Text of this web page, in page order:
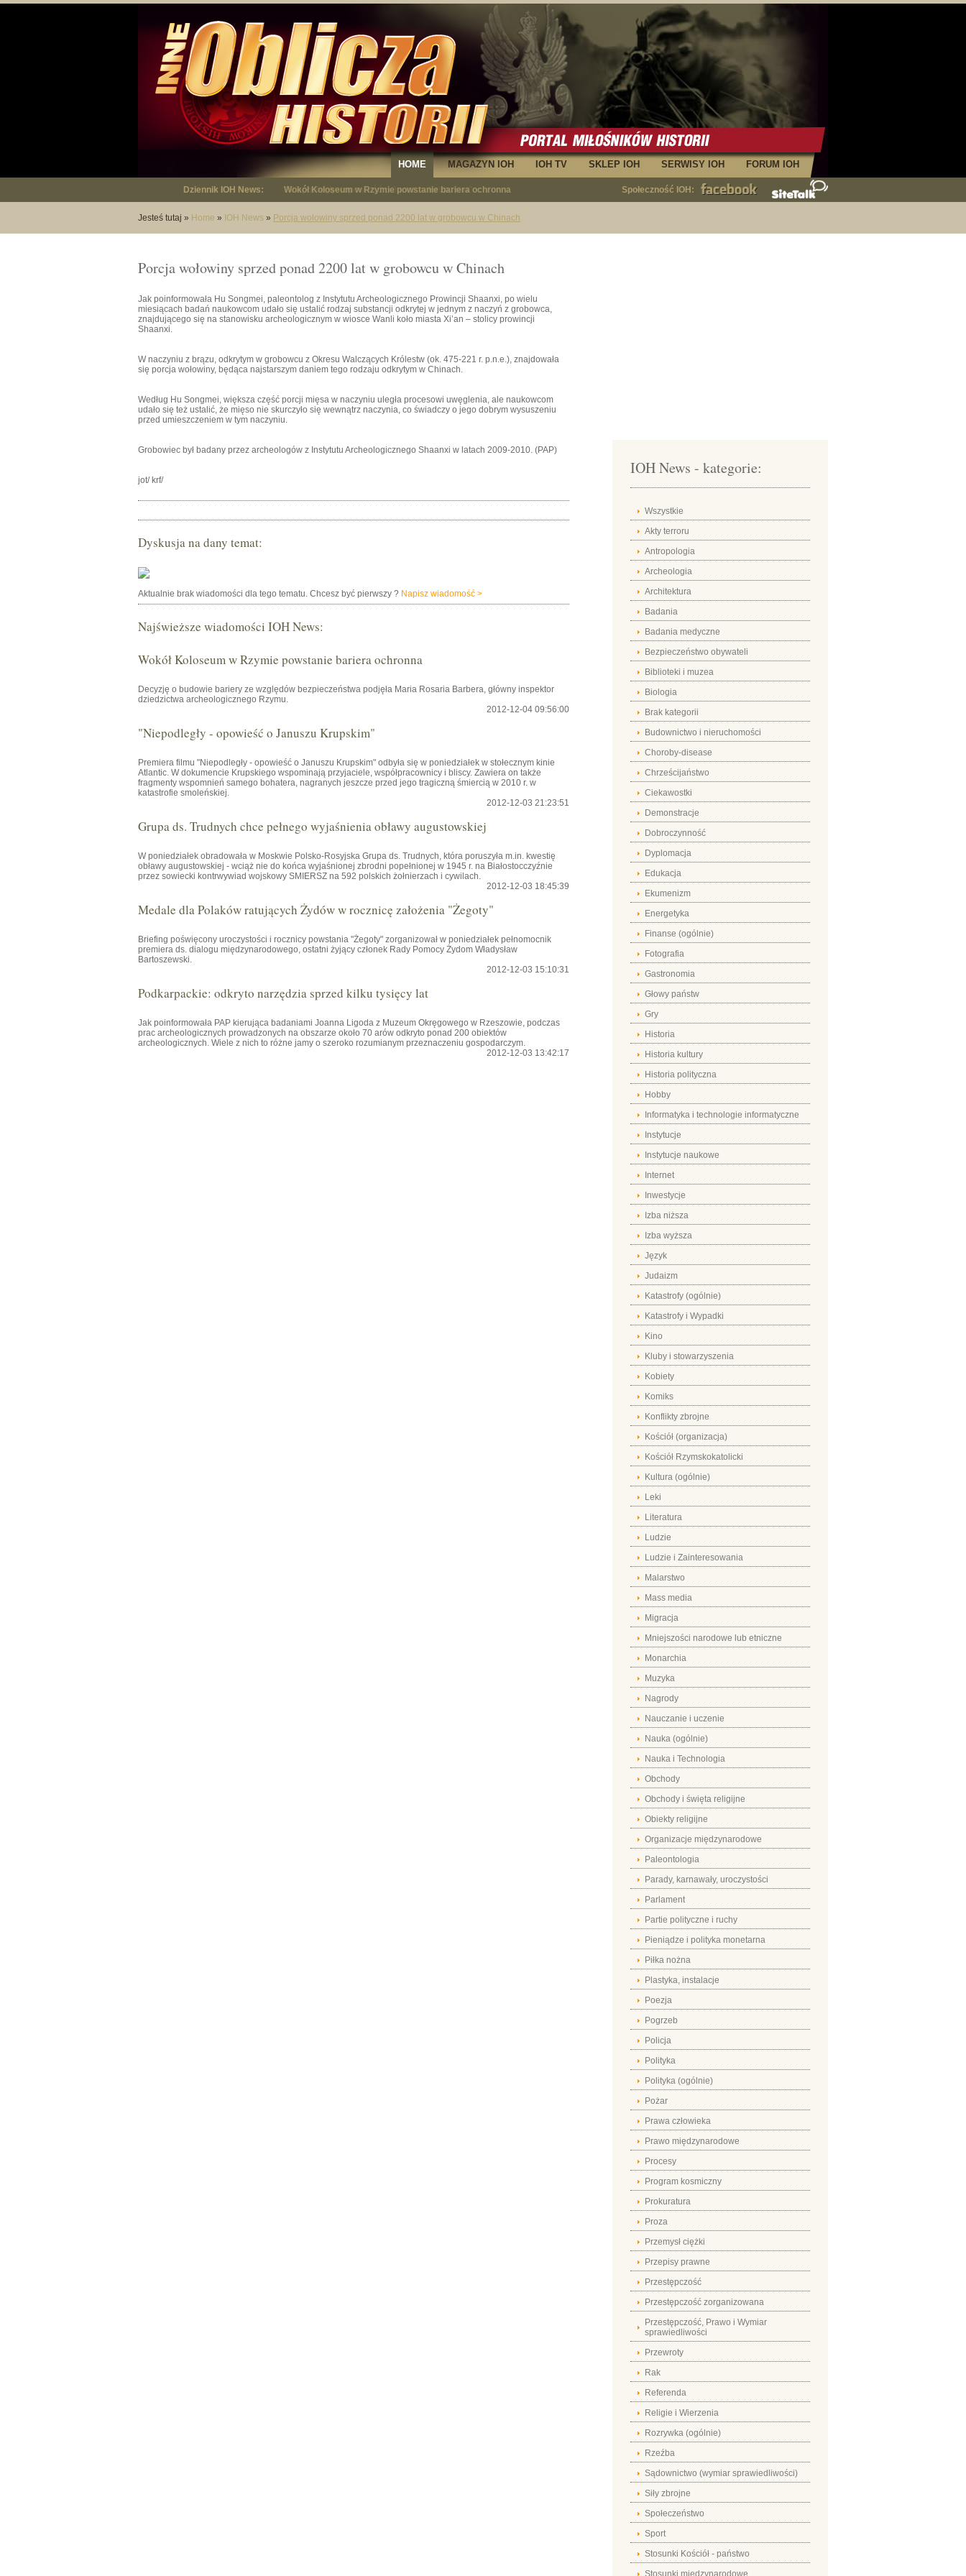
FORUM IOH
SERWISY IOH
SKLEP IOH
IOH TV
MAGAZYN IOH
HOME
Społeczność IOH:
Dziennik IOH News: "Niepodległy - opowieść o Januszu Krupskim"
Jesteś tutaj » Home » IOH News » Porcja wołowiny sprzed ponad 2200 lat w grobowcu w Chinach
Porcja wołowiny sprzed ponad 2200 lat w grobowcu w Chinach
Jak poinformowała Hu Songmei, paleontolog z Instytutu Archeologicznego Prowincji Shaanxi, po wielu
miesiącach badań naukowcom udało się ustalić rodzaj substancji odkrytej w jednym z naczyń z grobowca,
znajdującego się na stanowisku archeologicznym w wiosce Wanli koło miasta Xi’an – stolicy prowincji
Shaanxi.
W naczyniu z brązu, odkrytym w grobowcu z Okresu Walczących Królestw (ok. 475-221 r. p.n.e.), znajdowała
się porcja wołowiny, będąca najstarszym daniem tego rodzaju odkrytym w Chinach.
Według Hu Songmei, większa część porcji mięsa w naczyniu uległa procesowi uwęglenia, ale naukowcom
udało się też ustalić, że mięso nie skurczyło się wewnątrz naczynia, co świadczy o jego dobrym wysuszeniu
przed umieszczeniem w tym naczyniu.
Grobowiec był badany przez archeologów z Instytutu Archeologicznego Shaanxi w latach 2009-2010. (PAP)
jot/ krf/
Dyskusja na dany temat:
Aktualnie brak wiadomości dla tego tematu. Chcesz być pierwszy ? Napisz wiadomość >
Najświeższe wiadomości IOH News:
Wokół Koloseum w Rzymie powstanie bariera ochronna
Decyzję o budowie bariery ze względów bezpieczeństwa podjęła Maria Rosaria Barbera, główny inspektor
dziedzictwa archeologicznego Rzymu.
2012-12-04 09:56:00
"Niepodległy - opowieść o Januszu Krupskim"
Premiera filmu "Niepodległy - opowieść o Januszu Krupskim" odbyła się w poniedziałek w stołecznym kinie
Atlantic. W dokumencie Krupskiego wspominają przyjaciele, współpracownicy i bliscy. Zawiera on także
fragmenty wspomnień samego bohatera, nagranych jeszcze przed jego tragiczną śmiercią w 2010 r. w
katastrofie smoleńskiej.
2012-12-03 21:23:51
Grupa ds. Trudnych chce pełnego wyjaśnienia obławy augustowskiej
W poniedziałek obradowała w Moskwie Polsko-Rosyjska Grupa ds. Trudnych, która poruszyła m.in. kwestię
obławy augustowskiej - wciąż nie do końca wyjaśnionej zbrodni popełnionej w 1945 r. na Białostocczyźnie
przez sowiecki kontrwywiad wojskowy SMIERSZ na 592 polskich żołnierzach i cywilach.
2012-12-03 18:45:39
Medale dla Polaków ratujących Żydów w rocznicę założenia "Żegoty"
Briefing poświęcony uroczystości i rocznicy powstania "Żegoty" zorganizował w poniedziałek pełnomocnik
premiera ds. dialogu międzynarodowego, ostatni żyjący członek Rady Pomocy Żydom Władysław
Bartoszewski.
2012-12-03 15:10:31
Podkarpackie: odkryto narzędzia sprzed kilku tysięcy lat
Jak poinformowała PAP kierująca badaniami Joanna Ligoda z Muzeum Okręgowego w Rzeszowie, podczas
prac archeologicznych prowadzonych na obszarze około 70 arów odkryto ponad 200 obiektów
archeologicznych. Wiele z nich to różne jamy o szeroko rozumianym przeznaczeniu gospodarczym.
2012-12-03 13:42:17
IOH News - kategorie:
Wszystkie
Akty terroru
Antropologia
Archeologia
Architektura
Badania
Badania medyczne
Bezpieczeństwo obywateli
Biblioteki i muzea
Biologia
Brak kategorii
Budownictwo i nieruchomości
Choroby-disease
Chrześcijaństwo
Ciekawostki
Demonstracje
Dobroczynność
Dyplomacja
Edukacja
Ekumenizm
Energetyka
Finanse (ogólnie)
Fotografia
Gastronomia
Głowy państw
Gry
Historia
Historia kultury
Historia polityczna
Hobby
Informatyka i technologie informatyczne
Instytucje
Instytucje naukowe
Internet
Inwestycje
Izba niższa
Izba wyższa
Język
Judaizm
Katastrofy (ogólnie)
Katastrofy i Wypadki
Kino
Kluby i stowarzyszenia
Kobiety
Komiks
Konflikty zbrojne
Kościół (organizacja)
Kościół Rzymskokatolicki
Kultura (ogólnie)
Leki
Literatura
Ludzie
Ludzie i Zainteresowania
Malarstwo
Mass media
Migracja
Mniejszości narodowe lub etniczne
Monarchia
Muzyka
Nagrody
Nauczanie i uczenie
Nauka (ogólnie)
Nauka i Technologia
Obchody
Obchody i święta religijne
Obiekty religijne
Organizacje międzynarodowe
Paleontologia
Parady, karnawały, uroczystości
Parlament
Partie polityczne i ruchy
Pieniądze i polityka monetarna
Piłka nożna
Plastyka, instalacje
Poezja
Pogrzeb
Policja
Polityka
Polityka (ogólnie)
Pożar
Prawa człowieka
Prawo międzynarodowe
Procesy
Program kosmiczny
Prokuratura
Proza
Przemysł ciężki
Przepisy prawne
Przestępczość
Przestępczość zorganizowana
Przestępczość, Prawo i Wymiar
sprawiedliwości
Przewroty
Rak
Referenda
Religie i Wierzenia
Rozrywka (ogólnie)
Rzeźba
Sądownictwo (wymiar sprawiedliwości)
Siły zbrojne
Społeczeństwo
Sport
Stosunki Kościół - państwo
Stosunki międzynarodowe